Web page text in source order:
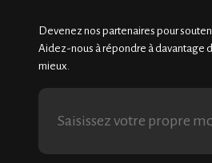
Devenez nos partenaires pour
Aidez-nous à répondre à davantage
mieux.